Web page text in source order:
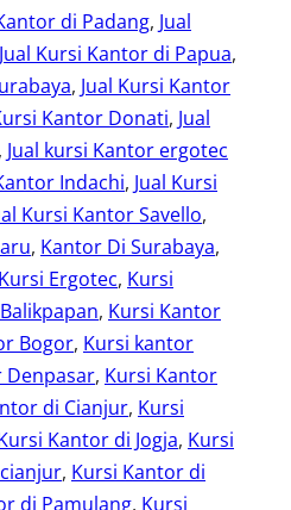
di Padang, Jual
Jual Kursi Kantor di Papua
, Jual Kursi Kantor
Kantor Donati, Jual
, Jual kursi Kantor ergotec
Indachi, Jual Kursi
Kursi Kantor Savello
, Kantor Di Surabaya
Kursi Ergotec, Kursi
, Kursi Kantor
Bogor, Kursi kantor
Denpasar, Kursi Kantor
di Cianjur, Kursi
Kantor di Jogja, Kursi
, Kursi Kantor di
di Pamulang, Kursi